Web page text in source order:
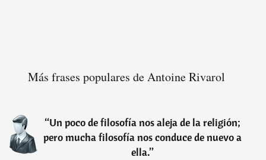
Más frases populares de Antoine Rivarol
“Un poco de filosofía nos aleja de la religión;
pero mucha filosofía nos conduce de nuevo a
ella.”